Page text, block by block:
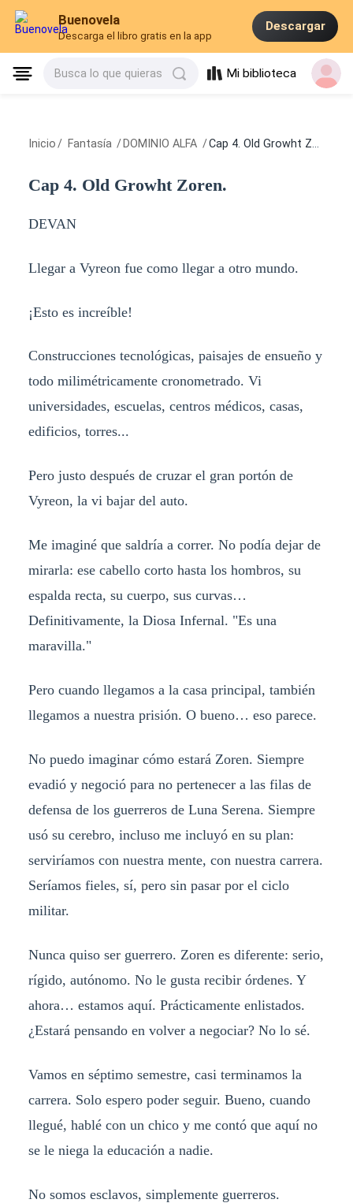
Buenovela
Descarga el libro gratis en la app
Descargar
Busca lo que quieras Mi biblioteca
Inicio / Fantasía / DOMINIO ALFA /Cap 4. Old Growht Zoren.
Cap 4. Old Growht Zoren.
DEVAN
Llegar a Vyreon fue como llegar a otro mundo.
¡Esto es increíble!
Construcciones tecnológicas, paisajes de ensueño y
todo milimétricamente cronometrado. Vi
universidades, escuelas, centros médicos, casas,
edificios, torres...
Pero justo después de cruzar el gran portón de
Vyreon, la vi bajar del auto.
Me imaginé que saldría a correr. No podía dejar de
mirarla: ese cabello corto hasta los hombros, su
espalda recta, su cuerpo, sus curvas…
Definitivamente, la Diosa Infernal. "Es una
maravilla."
Pero cuando llegamos a la casa principal, también
llegamos a nuestra prisión. O bueno… eso parece.
No puedo imaginar cómo estará Zoren. Siempre
evadió y negoció para no pertenecer a las filas de
defensa de los guerreros de Luna Serena. Siempre
usó su cerebro, incluso me incluyó en su plan:
serviríamos con nuestra mente, con nuestra carrera.
Seríamos fieles, sí, pero sin pasar por el ciclo
militar.
Nunca quiso ser guerrero. Zoren es diferente: serio,
rígido, autónomo. No le gusta recibir órdenes. Y
ahora… estamos aquí. Prácticamente enlistados.
¿Estará pensando en volver a negociar? No lo sé.
Vamos en séptimo semestre, casi terminamos la
carrera. Solo espero poder seguir. Bueno, cuando
llegué, hablé con un chico y me contó que aquí no
se le niega la educación a nadie.
No somos esclavos, simplemente guerreros.